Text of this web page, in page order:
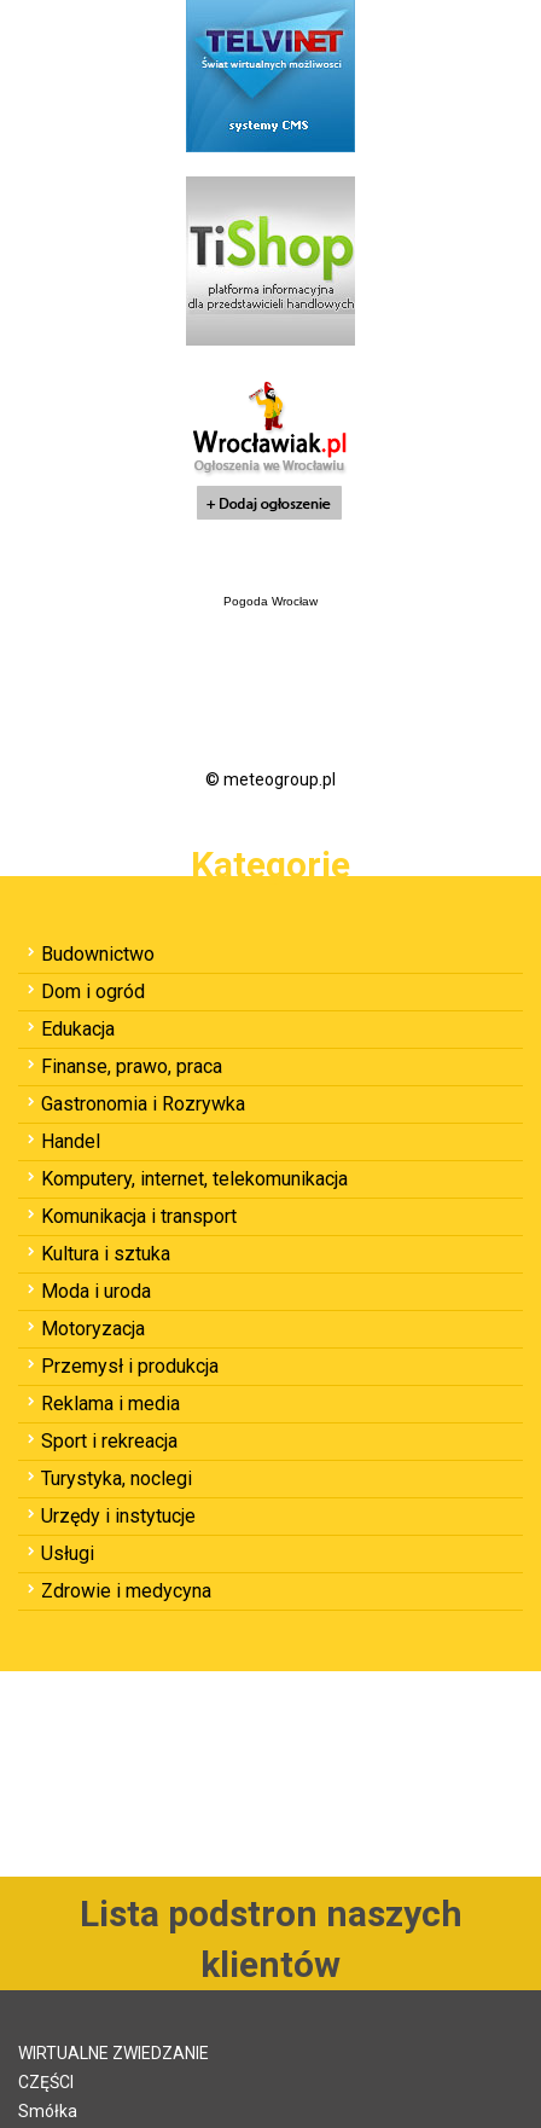
Pogoda Wrocław
© meteogroup.pl
Kategorie
Budownictwo
Dom i ogród
Edukacja
Finanse, prawo, praca
Gastronomia i Rozrywka
Handel
Komputery, internet, telekomunikacja
Komunikacja i transport
Kultura i sztuka
Moda i uroda
Motoryzacja
Przemysł i produkcja
Reklama i media
Sport i rekreacja
Turystyka, noclegi
Urzędy i instytucje
Usługi
Zdrowie i medycyna
Lista podstron naszych
klientów
WIRTUALNE ZWIEDZANIE
CZĘŚCI
Smółka